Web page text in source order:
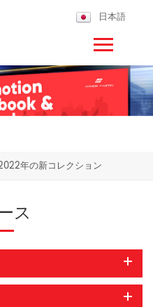
日本語
年の新コレクション
ース